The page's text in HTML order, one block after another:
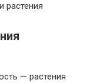
растения
— растения